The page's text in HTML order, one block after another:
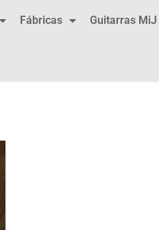
Fábricas Guitarras MiJ